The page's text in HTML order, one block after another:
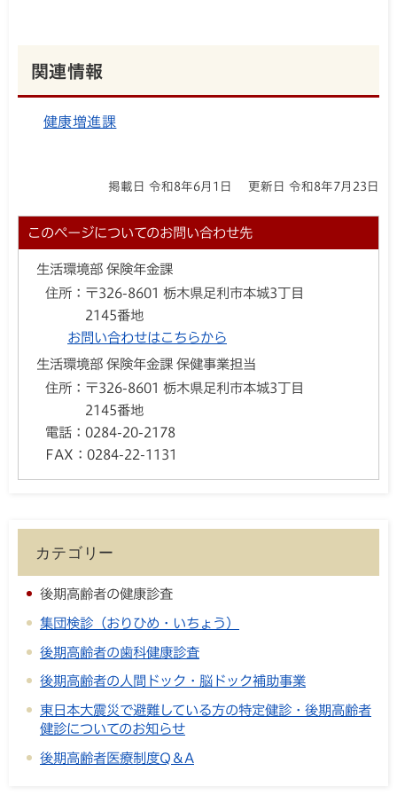
関連情報
健康増進課
掲載日 令和8年6月1日 更新日 令和8年7月23日
このページについてのお問い合わせ先
生活環境部 保険年金課
住所： 〒326-8601 栃木県足利市本城3丁目
2145番地
お問い合わせはこちらから
生活環境部 保険年金課 保健事業担当
住所： 〒326-8601 栃木県足利市本城3丁目
2145番地
電話： 0284-20-2178
FAX： 0284-22-1131
カテゴリー
後期高齢者の健康診査
集団検診（おりひめ・いちょう）
後期高齢者の歯科健康診査
後期高齢者の人間ドック・脳ドック補助事業
東日本大震災で避難している方の特定健診・後期高齢者
健診についてのお知らせ
後期高齢者医療制度Q＆A